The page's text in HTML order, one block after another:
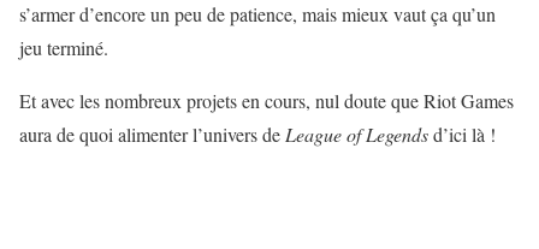
s’armer d’encore un peu de patience, mais mieux vaut ça qu’un
jeu terminé.
Et avec les nombreux projets en cours, nul doute que Riot Games
aura de quoi alimenter l’univers de League of Legendsd’ici là !